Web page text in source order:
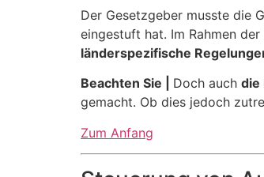
Der Gesetzgeber musste die
eingestuft hat. Im Rahmen
länderspezifische
Beachten Sie | Doch auch die
gemacht. Ob dies jedoch
Zum Anfang